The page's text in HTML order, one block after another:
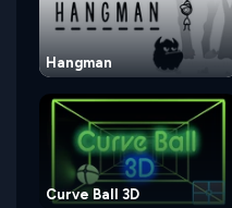
Hangman
Curve Ball 3D